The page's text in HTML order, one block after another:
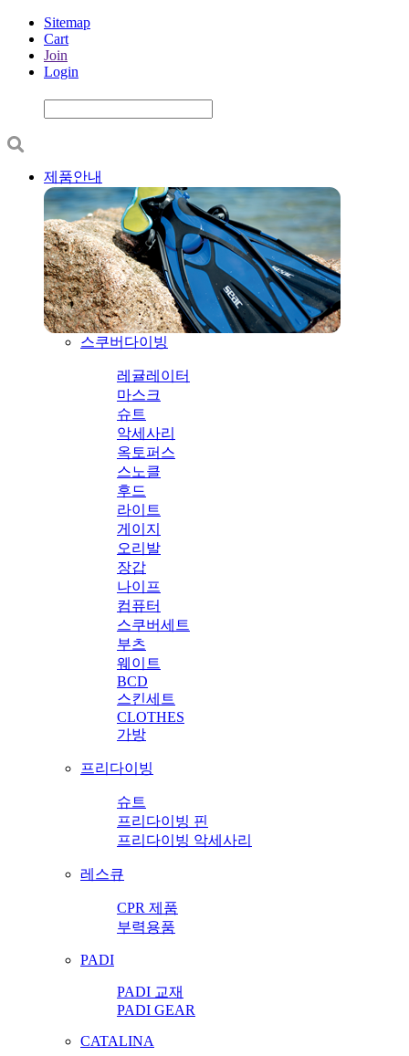
Sitemap
Cart
Join
Login
제품안내
스쿠버다이빙
레귤레이터
마스크
슈트
악세사리
옥토퍼스
스노클
후드
라이트
게이지
오리발
장갑
나이프
컴퓨터
스쿠버세트
부츠
웨이트
BCD
스킨세트
CLOTHES
가방
프리다이빙
슈트
프리다이빙 핀
프리다이빙 악세사리
레스큐
CPR 제품
부력용품
PADI
PADI 교재
PADI GEAR
CATALINA